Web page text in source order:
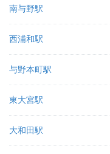
南与野駅
西浦和駅
与野本町駅
東大宮駅
大和田駅